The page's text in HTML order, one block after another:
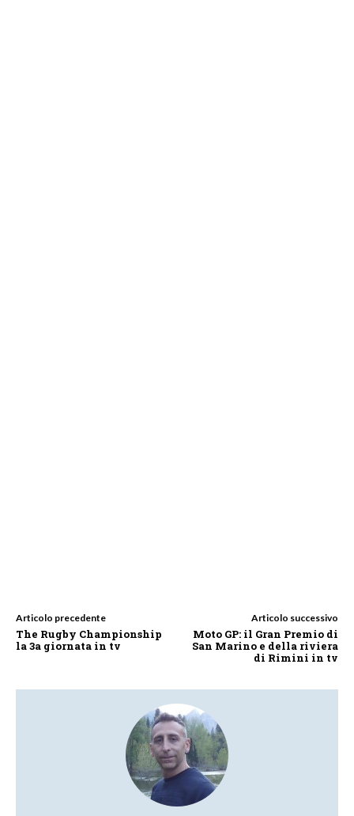
Articolo precedente
The Rugby Championship
la 3a giornata in tv
Articolo successivo
Moto GP: il Gran Premio di
San Marino e della riviera
di Rimini in tv